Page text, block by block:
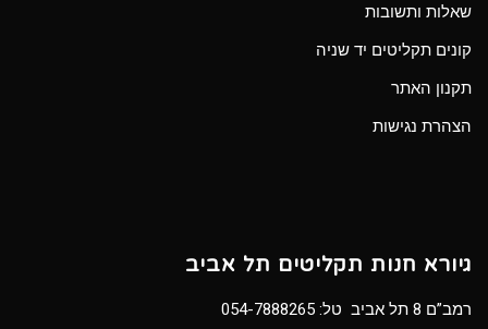
שאלות ותשובות
קונים תקליטים יד שניה
תקנון האתר
הצהרת נגישות
גיורא חנות תקליטים תל אביב
רמב”ם 8 תל אביב טל: 054-7888265